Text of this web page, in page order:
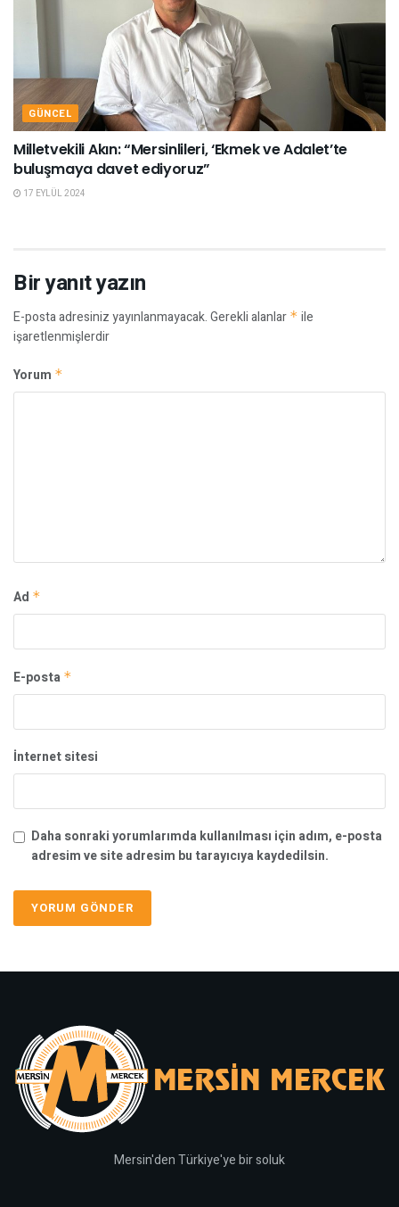
GÜNCEL
Milletvekili Akın: “Mersinlileri, ‘Ekmek ve Adalet’te
buluşmaya davet ediyoruz”
17 EYLÜL 2024
Bir yanıt yazın
E-posta adresiniz yayınlanmayacak.Gerekli alanlar * ile
işaretlenmişlerdir
Yorum *
Ad *
E-posta *
İnternet sitesi
Daha sonraki yorumlarımda kullanılması için adım, e-posta
adresim ve site adresim bu tarayıcıya kaydedilsin.
Mersin'den Türkiye'ye bir soluk